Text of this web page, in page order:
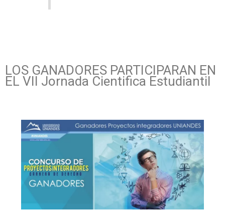
LOS GANADORES PARTICIPARAN EN
EL VII Jornada Cientifica Estudiantil